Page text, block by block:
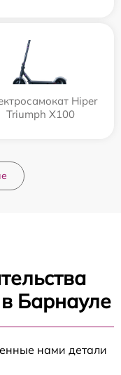
Hiper
Triumph X100
Барнауле
нами детали